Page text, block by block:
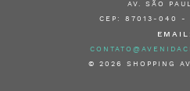
AV. SÃO
CEP: 87013-040 -
EMAIL:
© 2026 SHOPPING